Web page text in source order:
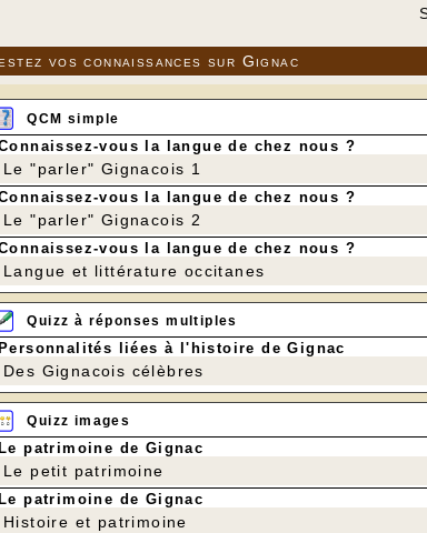
vos connaissances sur Gignac
QCM simple
vous la langue de chez nous ?
Le "parler" Gignacois 1
vous la langue de chez nous ?
Le "parler" Gignacois 2
vous la langue de chez nous ?
Langue et littérature occitanes
Quizz à réponses multiples
Personnalités liées à l'histoire de Gignac
Des Gignacois célèbres
Quizz images
Le patrimoine de Gignac
Le petit patrimoine
Le patrimoine de Gignac
Histoire et patrimoine